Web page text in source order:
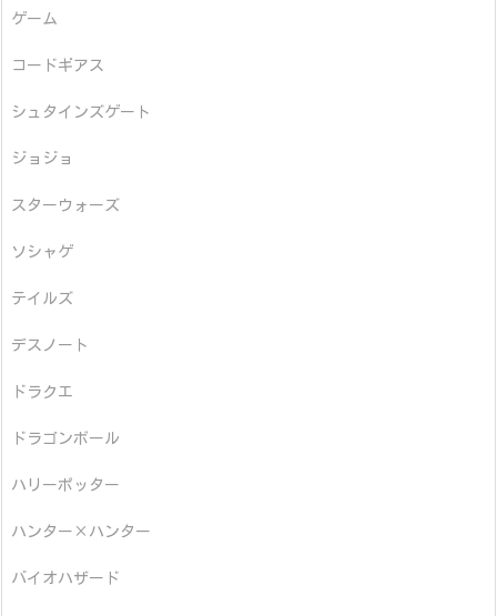
ゲーム
コードギアス
シュタインズゲート
ジョジョ
スターウォーズ
ソシャゲ
テイルズ
デスノート
ドラクエ
ドラゴンボール
ハリーポッター
ハンター×ハンター
バイオハザード